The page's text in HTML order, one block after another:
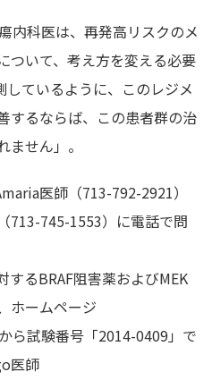
内科医は、再発高リスクのメ
ついて、考え方を変える必要
しているように、このレジメ
するならば、この患者群の治
せん」。
医師（713-792-2921）
713-745-1553）に電話で問
るBRAF阻害薬およびMEK
ホームページ
ら試験番号「2014-0409」で
医師